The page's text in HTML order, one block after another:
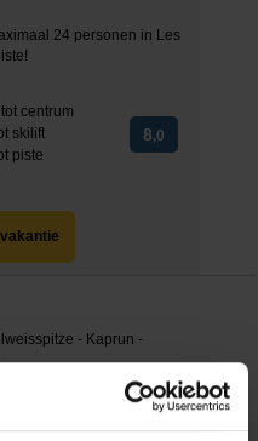
24 personen in Les
centrum
skilift
piste
8,0